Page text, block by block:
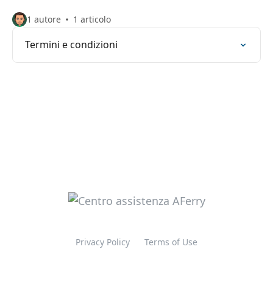
1 autore 1 articolo
Termini e condizioni
Privacy Policy Terms of Use